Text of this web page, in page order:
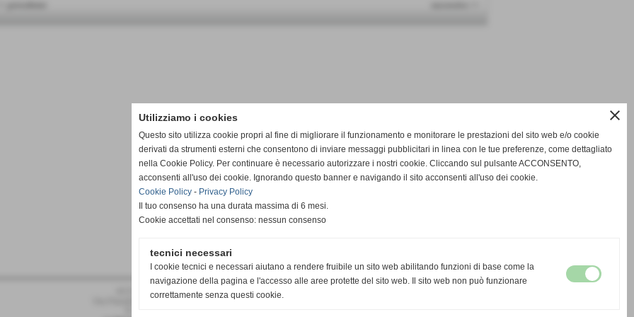
ACD PRO DRONERO
close
Utilizziamo i cookies
Questo sito utilizza cookie propri al fine di migliorare il funzionamento e monitorare le prestazioni del sito web e/o cookie
derivati da strumenti esterni che consentono di inviare messaggi pubblicitari in linea con le tue preferenze, come dettagliato
nella Cookie Policy. Per continuare è necessario autorizzare i nostri cookie. Cliccando sul pulsante ACCONSENTO,
acconsenti all'uso dei cookie. Ignorando questo banner e navigando il sito acconsenti all'uso dei cookie.
Cookie Policy - Privacy Policy
Il tuo consenso ha una durata massima di 6 mesi.
Cookie accettati nel consenso: nessun consenso
tecnici necessari
I cookie tecnici e necessari aiutano a rendere fruibile un sito web abilitando funzioni di base come la
navigazione della pagina e l'accesso alle aree protette del sito web. Il sito web non può funzionare
correttamente senza questi cookie.